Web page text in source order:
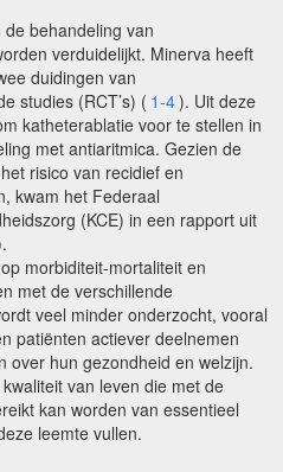
behandeling van
verduidelijkt. Minerva heeft
duidingen van
studies (RCT’s) ( 1-4). Uit deze
katheterablatie voor te stellen in
met antiaritmica. Gezien de
risico van recidief en
kwam het Federaal
(KCE) in een rapport uit
morbiditeit-mortaliteit en
met de verschillende
veel minder onderzocht, vooral
patiënten actiever deelnemen
over hun gezondheid en welzijn.
van leven die met de
kan worden van essentieel
leemte vullen.